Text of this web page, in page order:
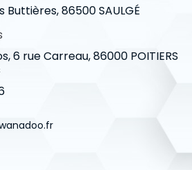
Buttières, 86500 SAULGÉ
6 rue Carreau, 86000 POITIERS